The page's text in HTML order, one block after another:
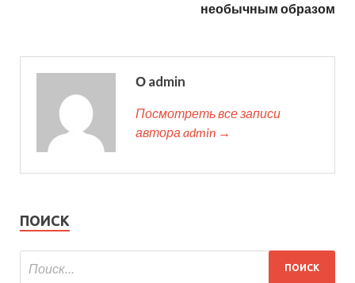
необычным образом
О admin
Посмотреть все записи
автора admin →
ПОИСК